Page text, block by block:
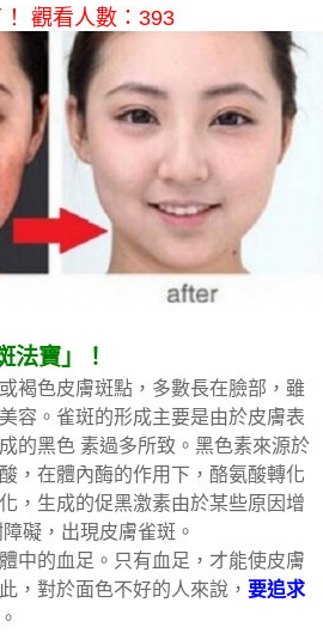
觀看人數：393
法寶」！
褐色皮膚斑點，多數長在臉部，雖
容。雀斑的形成主要是由於皮膚表
的黑色 素過多所致。黑色素來源於
，在體內酶的作用下，酪氨酸轉化
，生成的促黑激素由於某些原因增
礙，出現皮膚雀斑。
中的血足。只有血足，才能使皮膚
，對於面色不好的人來說， 要追求
。